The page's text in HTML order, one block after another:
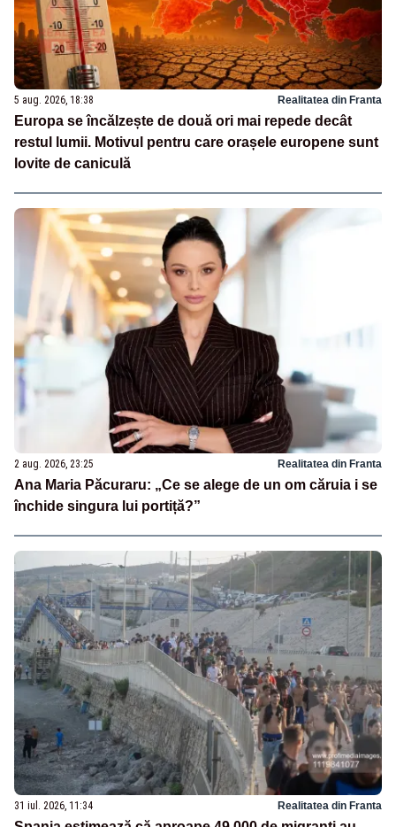
5 aug. 2026, 18:38 Realitatea din Franta
Europa se încălzește de două ori mai repede decât
restul lumii. Motivul pentru care orașele europene sunt
lovite de caniculă
2 aug. 2026, 23:25 Realitatea din Franta
Ana Maria Păcuraru: „Ce se alege de un om căruia i se
închide singura lui portiță?”
31 iul. 2026, 11:34 Realitatea din Franta